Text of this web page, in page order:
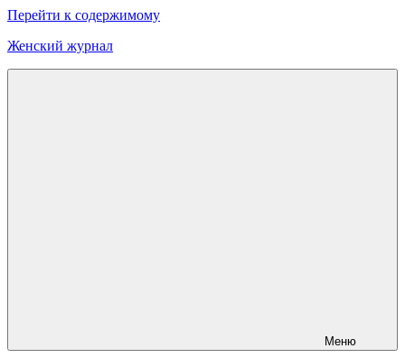
Перейти к содержимому
Женский журнал
Меню